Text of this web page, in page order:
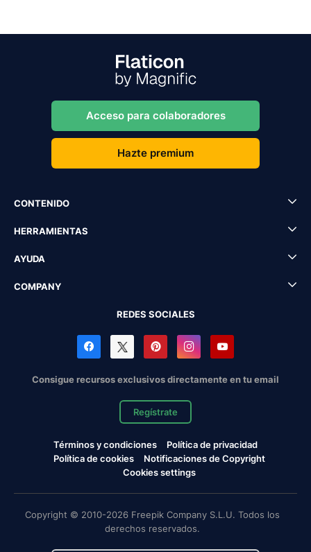
Acceso para colaboradores
Hazte premium
CONTENIDO
HERRAMIENTAS
AYUDA
COMPANY
REDES SOCIALES
Consigue recursos exclusivos directamente en tu email
Regístrate
Términos y condiciones
Política de privacidad
Política de cookies
Notificaciones de Copyright
Cookies settings
Copyright © 2010-2026 Freepik Company S.L.U. Todos los
derechos reservados.